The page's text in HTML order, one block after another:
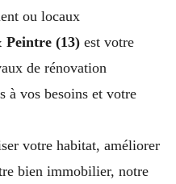
ou locaux
Peintre (13) est votre
de rénovation
à vos besoins et votre
votre habitat, améliorer
bien immobilier, notre